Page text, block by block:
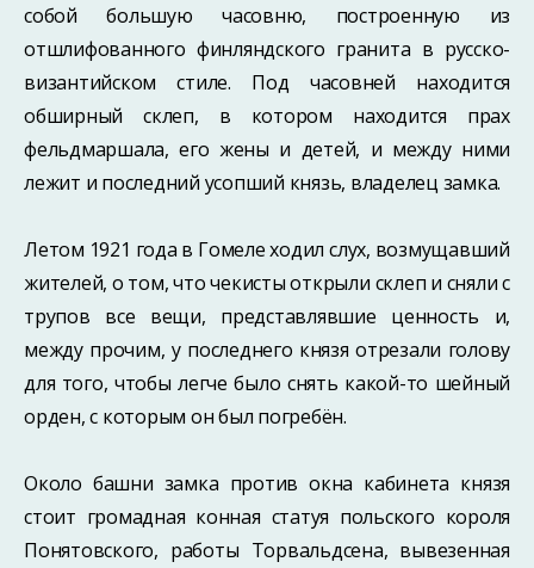
собой большую часовню, постро­енную из
отшлифованного финляндского гранита в русско-
византийском стиле. Под часовней находится
обширный склеп, в котором находится прах
фельдмаршала, его жены и детей, и между ними
лежит и последний усопший князь, владелец замка.
Летом 1921 года в Гомеле ходил слух, возмущавший
жителей, о том, что чекисты открыли склеп и сняли с
трупов все вещи, представлявшие ценность и,
между про­чим, у последнего князя отрезали голову
для того, чтобы легче было снять какой-то шейный
орден, с которым он был погребён.
Около башни замка против окна кабинета князя
стоит громадная конная статуя польского короля
Понятовского, работы Торвальдсена, вывезенная